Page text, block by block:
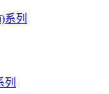
系列
列